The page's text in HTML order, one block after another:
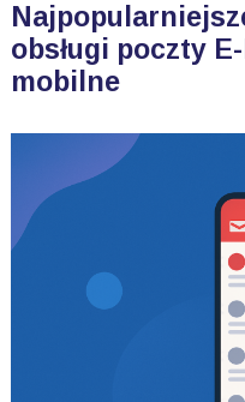
obsługi poczty
mobilne